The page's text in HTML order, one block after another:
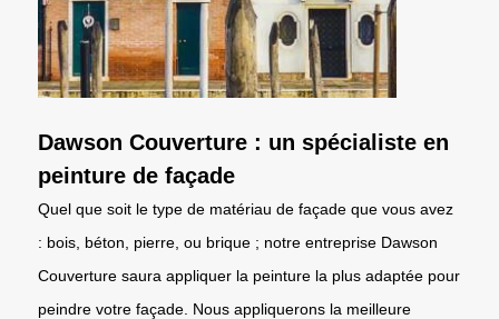
Dawson Couverture : un spécialiste en
peinture de façade
Quel que soit le type de matériau de façade que vous avez
: bois, béton, pierre, ou brique ; notre entreprise Dawson
Couverture saura appliquer la peinture la plus adaptée pour
peindre votre façade. Nous appliquerons la meilleure